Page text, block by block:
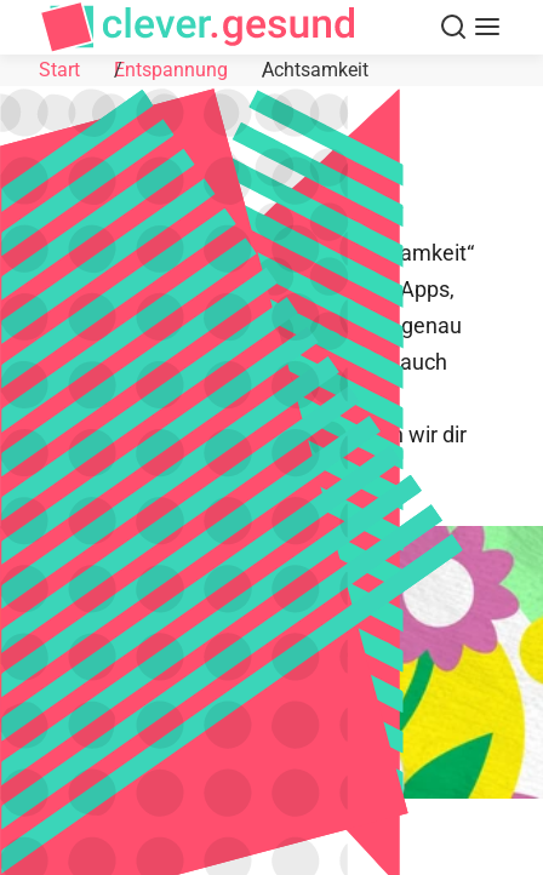
Skip to Content Suche
Start
Entspannung Achtsamkeit
Achtsamkeit
Der Trend rund um das Thema „Achtsamkeit“
findet sich mittlerweile in zahlreichen Apps,
Videos und Büchern wieder. Was sich genau
dahinter verbirgt und ob Achtsamkeit auch
etwas für dich ist, haben wir hier
zusammengefasst. Außerdem stellen wir dir
drei Achtsamkeitsübungen vor, die du
ausprobieren kannst.
©